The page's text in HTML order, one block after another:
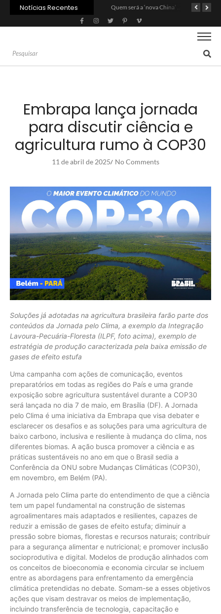
Notícias Recentes Quem será a ‘nova China’ do agro quando o apetite de Pequim acabar?
Embrapa lança jornada
para discutir ciência e
agricultura rumo à COP30
11 de abril de 2025/ No Comments
Soluções já adotadas na agricultura brasileira farão parte dos
conteúdos da Jornada pelo Clima, a exemplo da Integração
Lavoura-Pecuária-Floresta (ILPF, foto acima), exemplo de
estratégia de produção caracterizada pela baixa emissão de
gases de efeito estufa
Uma campanha com ações de comunicação, eventos
preparatórios em todas as regiões do País e uma grande
exposição sobre agricultura sustentável durante a COP30
será lançada no dia 7 de maio, em Brasília (DF). A Jornada
pelo Clima é uma iniciativa da Embrapa que visa debater e
esclarecer os desafios e as soluções para uma agricultura de
baixo carbono, inclusiva e resiliente à mudança do clima, nos
diferentes biomas. A ação busca promover a ciência e as
práticas sustentáveis no ano em que o Brasil sedia a
Conferência da ONU sobre Mudanças Climáticas (COP30),
em novembro, em Belém (PA).
A Jornada pelo Clima parte do entendimento de que a ciência
tem um papel fundamental na construção de sistemas
agroalimentares mais adaptados e resilientes, capazes de
reduzir a emissão de gases de efeito estufa; diminuir a
pressão sobre biomas, florestas e recursos naturais; contribuir
para a segurança alimentar e nutricional; e promover inclusão
socioprodutiva e digital. Modelos de produção alinhados com
os conceitos de bioeconomia e economia circular se incluem
entre as abordagens para enfrentamento da emergência
climática pretendidas no debate. Somam-se a esses objetivos
ações que visam destravar os meios de implementação,
incluindo transferência de tecnologia, capacitação e